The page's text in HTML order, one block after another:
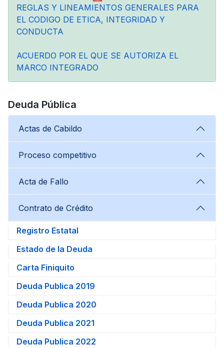
REGLAS Y LINEAMIENTOS GENERALES PARA
EL CODIGO DE ETICA, INTEGRIDAD Y
CONDUCTA
ACUERDO POR EL QUE SE AUTORIZA EL
MARCO INTEGRADO
Deuda Pública
Actas de Cabildo
Proceso competitivo
Acta de Fallo
Contrato de Crédito
Registro Estatal
Estado de la Deuda
Carta Finiquito
Deuda Publica 2019
Deuda Publica 2020
Deuda Publica 2021
Deuda Publica 2022